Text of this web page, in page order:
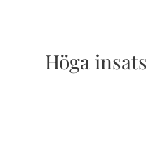
Höga